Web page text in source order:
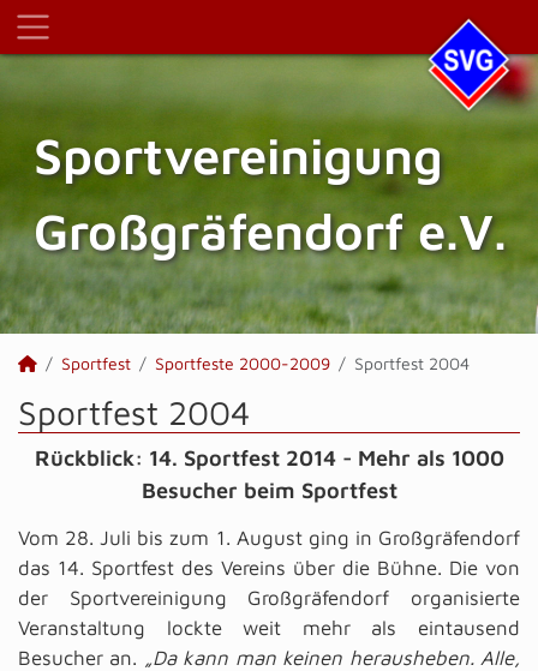
Sportvereinigung
Großgräfendorf e.V.
Sportfest Sportfeste 2000-2009 Sportfest 2004
Sportfest 2004
Rückblick: 14. Sportfest 2014 - Mehr als 1000
Besucher beim Sportfest
Vom 28. Juli bis zum 1. August ging in Großgräfendorf
das 14. Sportfest des Vereins über die Bühne. Die von
der Sportvereinigung Großgräfendorf organisierte
Veranstaltung lockte weit mehr als eintausend
Besucher an. „Da kann man keinen herausheben. Alle,